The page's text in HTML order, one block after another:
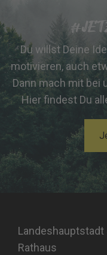
Du willst Deine
motivieren, auch
Dann mach mit bei
Hier findest Du
Rathaus